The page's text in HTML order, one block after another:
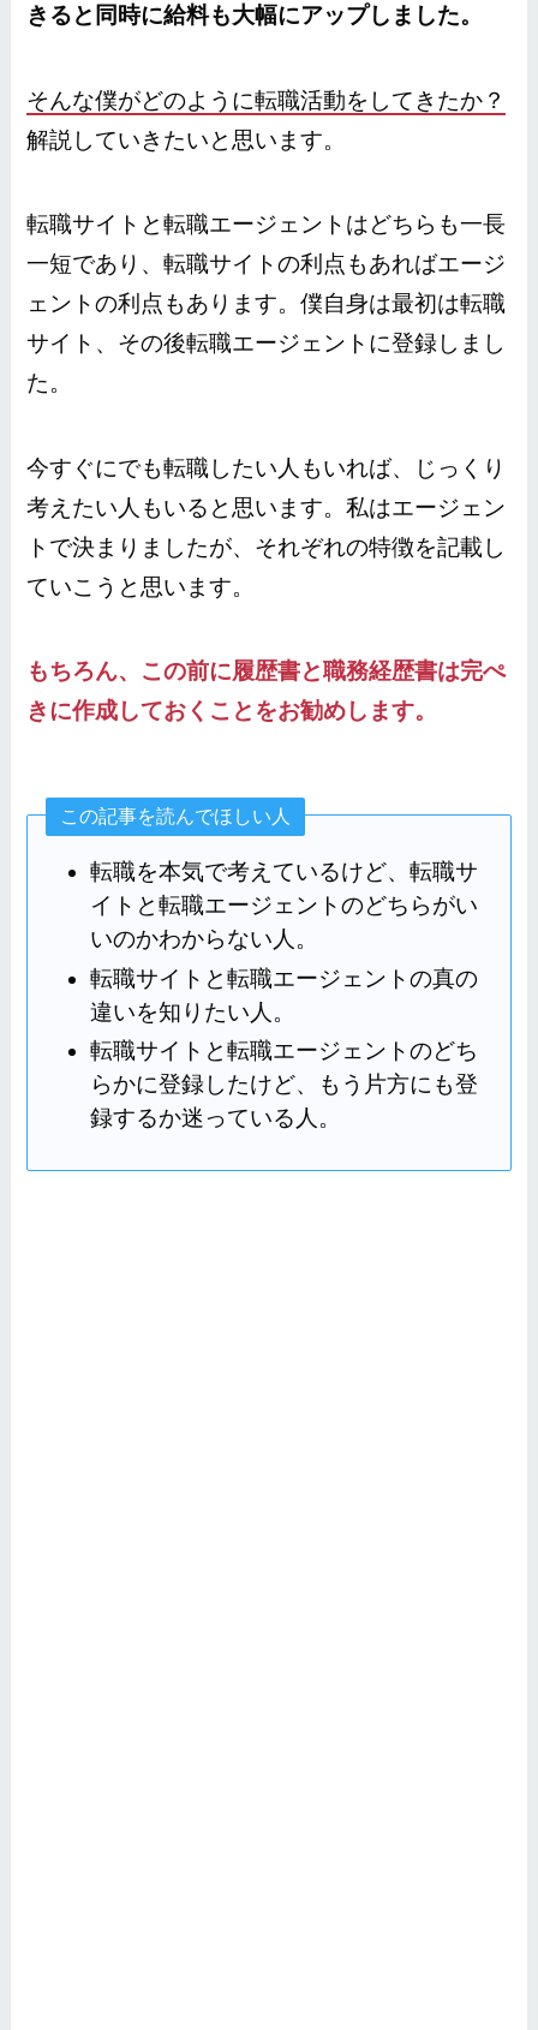
きると同時に給料も大幅にアップしました。
そんな僕がどのように転職活動をしてきたか？
解説していきたいと思います。
転職サイトと転職エージェントはどちらも一長
一短であり、転職サイトの利点もあればエージ
ェントの利点もあります。僕自身は最初は転職
サイト、その後転職エージェントに登録しまし
た。
今すぐにでも転職したい人もいれば、じっくり
考えたい人もいると思います。私はエージェン
トで決まりましたが、それぞれの特徴を記載し
ていこうと思います。
もちろん、この前に履歴書と職務経歴書は完ぺ
きに作成しておくことをお勧めします。
この記事を読んでほしい人
転職を本気で考えているけど、転職サ
イトと転職エージェントのどちらがい
いのかわからない人。
転職サイトと転職エージェントの真の
違いを知りたい人。
転職サイトと転職エージェントのどち
らかに登録したけど、もう片方にも登
録するか迷っている人。